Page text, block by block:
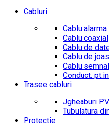
Cabluri
Cablu alarma
Cablu coaxial
Cablu de
Cablu de
Cablu
Conduct.
Trasee cabluri
Jgheaburi
Tubulatura
Protectie